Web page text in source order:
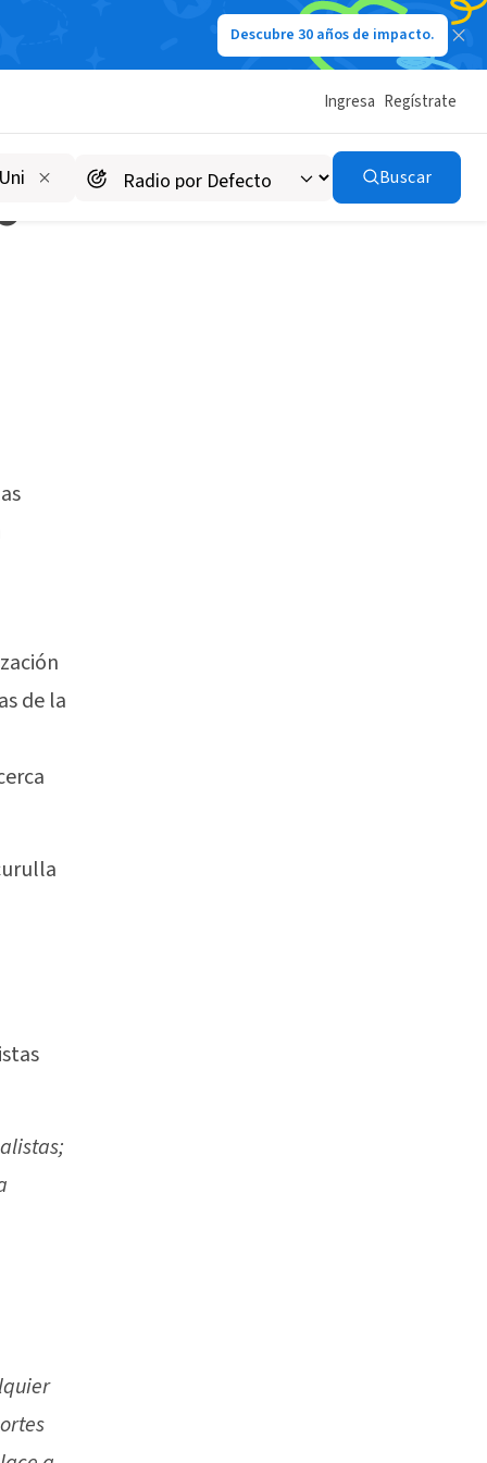
Descubre 30 años de impacto.
Ingresa Regístrate
Buscar
de la